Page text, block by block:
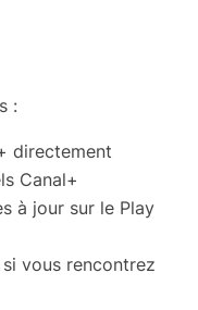
:
directement
Canal+
à jour sur le Play
vous rencontrez